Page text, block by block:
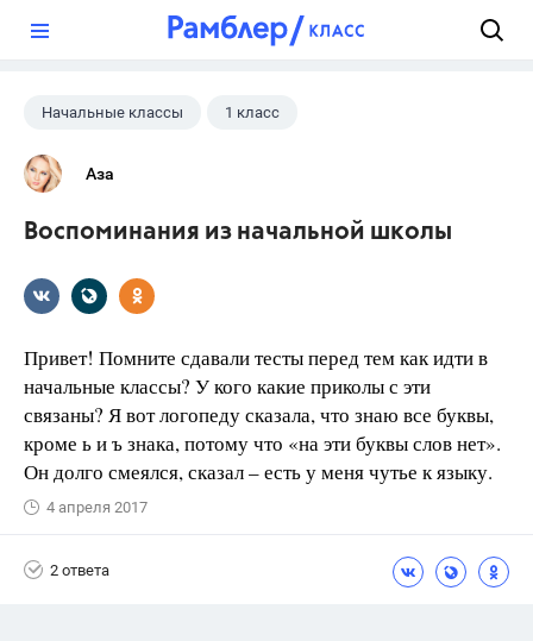
Начальные классы 1 класс
Здоровье
Аза
Воспоминания из начальной школы
Привет! Помните сдавали тесты перед тем как идти в
начальные классы? У кого какие приколы с эти
связаны? Я вот логопеду сказала, что знаю все буквы,
кроме ь и ъ знака, потому что «на эти буквы слов нет».
Он долго смеялся, сказал – есть у меня чутье к языку.
4 апреля 2017
2 ответа